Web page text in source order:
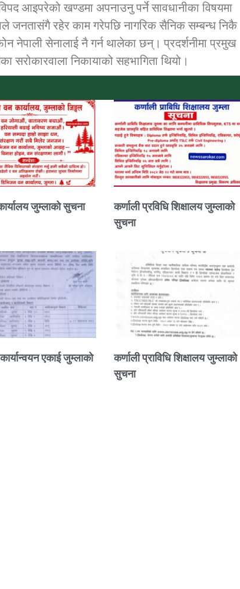
आइपरेको खण्डमा अपनाउनु पर्ने सावधानीका विषयमा
जनतासंगै रहेर काम गरेपछि नागरिक सैनिक सम्बन्ध निकै
नेपाली सेनालाई नै गर्न थालेका छन्। प्रदर्शनीमा प्रमुख
सरोकारवाला निकायाको सहभागिता थियो।
जुम्लाको सुचना
कर्णाली प्रविधि शिक्षालय जुम्लाको
सुचना
एकाई जुम्लाको
कर्णाली प्राविधि शिक्षालय जुम्लाको
सुचना